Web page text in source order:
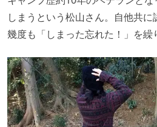
しまうという松山さん。自他共に
幾度も「しまった忘れた！」を繰